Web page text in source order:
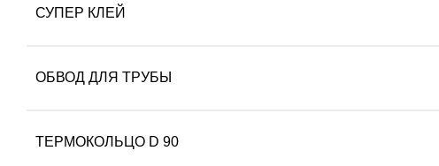
СУПЕР КЛЕЙ
ОБВОД ДЛЯ ТРУБЫ
ТЕРМОКОЛЬЦО D 90